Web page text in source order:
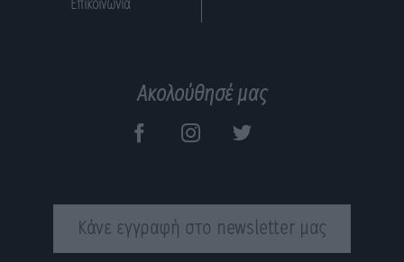
Επικοινωνία
Ακολούθησέ μας
Κάνε εγγραφή στο newsletter μας